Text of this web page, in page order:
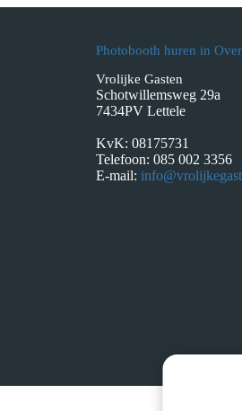
Photobooth huren in
Vrolijke Gasten
Schotwillemsweg 29a
7434PV Lettele
KvK: 08175731
Telefoon: 085 002 3356
E-mail: